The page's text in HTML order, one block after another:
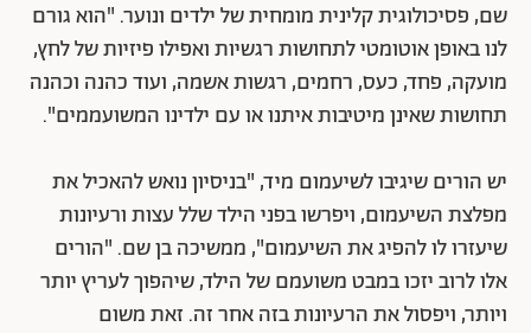
שם, פסיכולוגית קלינית מומחית של ילדים ונוער. "הוא גורם
לנו באופן אוטומטי לתחושות רגשיות ואפילו פיזיות של לחץ,
מועקה, פחד, כעס, רחמים, רגשות אשמה, ועוד כהנה וכהנה
תחושות שאינן מיטיבות איתנו או עם ילדינו המשועממים".
יש הורים שיגיבו לשיעמום מיד, "בניסיון נואש להאכיל את
מפלצת השיעמום, ויפרשו בפני הילד שלל עצות ורעיונות
שיעזרו לו להפיג את השיעמום", ממשיכה בן שם. "הורים
אלו לרוב יזכו במבט משועמם של הילד, שיהפוך לעריץ יותר
ויותר, ויפסול את הרעיונות בזה אחר זה. זאת משום